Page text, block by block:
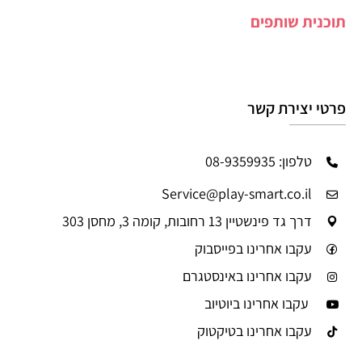
תוכנית שותפים
פרטי יצירת קשר
טלפון: 08-9359935
Service@play-smart.co.il
דרך גד פינשטיין 13 רחובות, קומה 3, מחסן 303
עקבו אחרינו בפייסבוק
עקבו אחרינו באינסטגרם
עקבו אחרינו ביוטיוב
עקבו אחרינו בטיקטוק